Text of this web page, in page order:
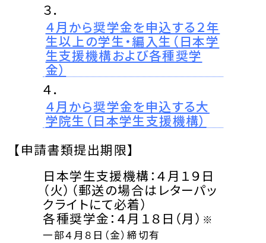
３．
４月から奨学金を申込する２年
生以上の学生・編入生（日本学
生支援機構および各種奨学
金）
４．
４月から奨学金を申込する大
学院生（日本学生支援機構）
【申請書類提出期限】
日本学生支援機構：４月１９日
（火）（郵送の場合はレターパッ
クライトにて必着）
各種奨学金：４月１８日（月） ※
一部４月８日（金）締切有